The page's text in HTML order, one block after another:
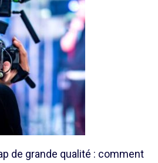
de grande qualité : comment